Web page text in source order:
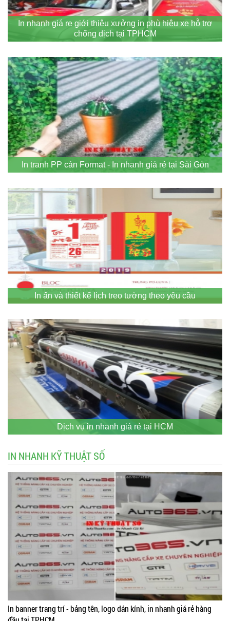
In nhanh giá re giới thiệu xưởng in phù hiệu xe hỗ trợ
chống dịch tại TPHCM
In tranh PP cán Format - In nhanh giá rẻ tại Sài Gòn
In ấn và thiết kế lịch treo tường theo yêu cầu
Dịch vụ in nhanh giá rẻ tại HCM
IN NHANH KỸ THUẬT SỐ
In banner trang trí - bảng tên, logo dán kính, in nhanh giá rẻ hàng